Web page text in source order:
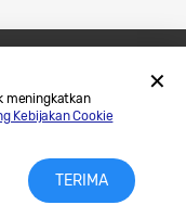
meningkatkan
Kebijakan Cookie
TERIMA